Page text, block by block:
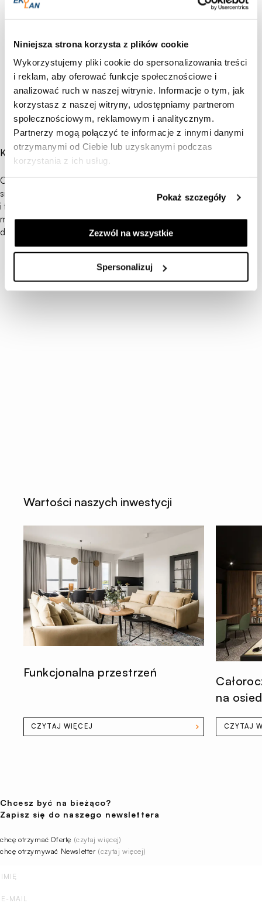
Niniejsza strona korzysta z plików cookie
Wykorzystujemy pliki cookie do spersonalizowania treści
i reklam, aby oferować funkcje społecznościowe i
analizować ruch w naszej witrynie. Informacje o tym, jak
korzystasz z naszej witryny, udostępniamy partnerom
społecznościowym, reklamowym i analitycznym.
Partnerzy mogą połączyć te informacje z innymi danymi
otrzymanymi od Ciebie lub uzyskanymi podczas
korzystania z ich usług.
Pokaż szczegóły
Zezwól na wszystkie
Spersonalizuj
Komfort i estetyka w jednym
Ogrzewanie podłogowe to jedno z tych rozwiązań, które nie rzuca
się w oczy, ale robi różnicę każdego dnia. Łączy wygodę, estetykę
i funkcjonalność. A przecież właśnie o to chodzi w dobrym
mieszkaniu – by było piękne, ale przede wszystkim wygodne
do życia.
Wartości naszych inwestycji
Funkcjonalna przestrzeń
CZYTAJ WIĘCEJ
na
CZYTAJ
Chcesz być na bieżąco?
Zapisz się do naszego newslettera
chcę otrzymać Ofertę (czytaj więcej)
chcę otrzymywać Newsletter (czytaj więcej)